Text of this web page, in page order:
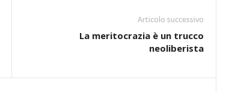
Articolo successivo
La meritocrazia è un trucco
neoliberista